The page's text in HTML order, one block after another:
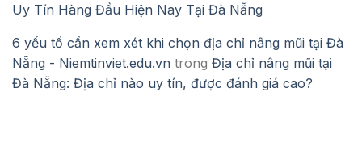
Uy Tín Hàng Đầu Hiện Nay Tại Đà Nẵng
6 yếu tố cần xem xét khi chọn địa chỉ nâng mũi tại Đà
Nẵng - Niemtinviet.edu.vn trong Địa chỉ nâng mũi tại
Đà Nẵng: Địa chỉ nào uy tín, được đánh giá cao?